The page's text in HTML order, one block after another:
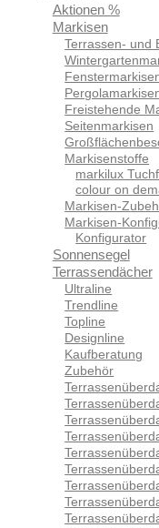
Aktionen %
Markisen
Terrassen- und
Freistehende
Seitenmarkisen
Markisenstoffe
markilux
colour on
Markisen-
Markisen-
Konfigurator
Sonnensegel
Terrassendächer
Ultraline
Trendline
Topline
Designline
Kaufberatung
Zubehör